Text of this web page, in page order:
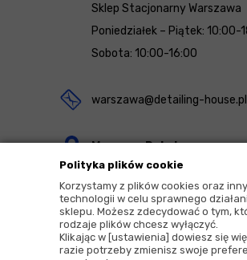
Polityka plików cookie
Korzystamy z plików cookies oraz
technologii w celu sprawnego
sklepu. Możesz zdecydować o tym,
rodzaje plików chcesz wyłączyć.
Klikając w [ustawienia] dowiesz się
razie potrzeby zmienisz swoje
Sklep Stacjonarny Warszawa
Poniedziałek – Piątek: 10:00-
Sobota: 10:00-16:00
warszawa@detailing-house.pl
Magazyn Rekcin
Nomos Sp. z o.o. sp.k.
ul. Agrestowa 1
83-010 Rekcin